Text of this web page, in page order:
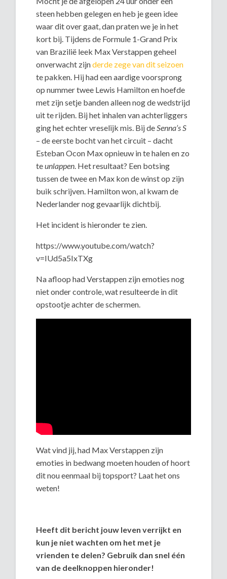
steen hebben gelegen en heb je geen idee
waar dit over gaat, dan praten we je in het
kort bij. Tijdens de Formule 1-Grand Prix
van Brazilië leek Max Verstappen geheel
onverwacht zijnderde zege van dit seizoen
te pakken. Hij had een aardige voorsprong
op nummer twee Lewis Hamilton en hoefde
met zijn setje banden alleen nog de wedstrijd
uit te rijden. Bij het inhalen van achterliggers
ging het echter vreselijk mis. Bij deSenna’s S
– de eerste bocht van het circuit – dacht
Esteban Ocon Max opnieuw in te halen en zo
teunlappen. Het resultaat? Een botsing
tussen de twee en Max kon de winst op zijn
buik schrijven. Hamilton won, al kwam de
Nederlander nog gevaarlijk dichtbij.
Het incident is hieronder te zien.
https://www.youtube.com/watch?
v=IUd5a5IxTXg
Na afloop had Verstappen zijn emoties nog
niet onder controle, wat resulteerde in dit
opstootje achter de schermen.
Wat vind jij, had Max Verstappen zijn
emoties in bedwang moeten houden of hoort
dit nou eenmaal bij topsport? Laat het ons
weten!
Heeft dit bericht jouw leven verrijkt en
kun je niet wachten om het met je
vrienden te delen? Gebruik dan snel één
van de deelknoppen hieronder!